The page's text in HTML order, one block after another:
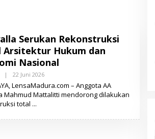
Serukan Rekonstruksi
Arsitektur Hukum dan
Nasional
| 22 Juni 2026O
E
H
LensaMadura.com – Anggota AA
Mahmud Mattalitti mendorong dilakukan
total